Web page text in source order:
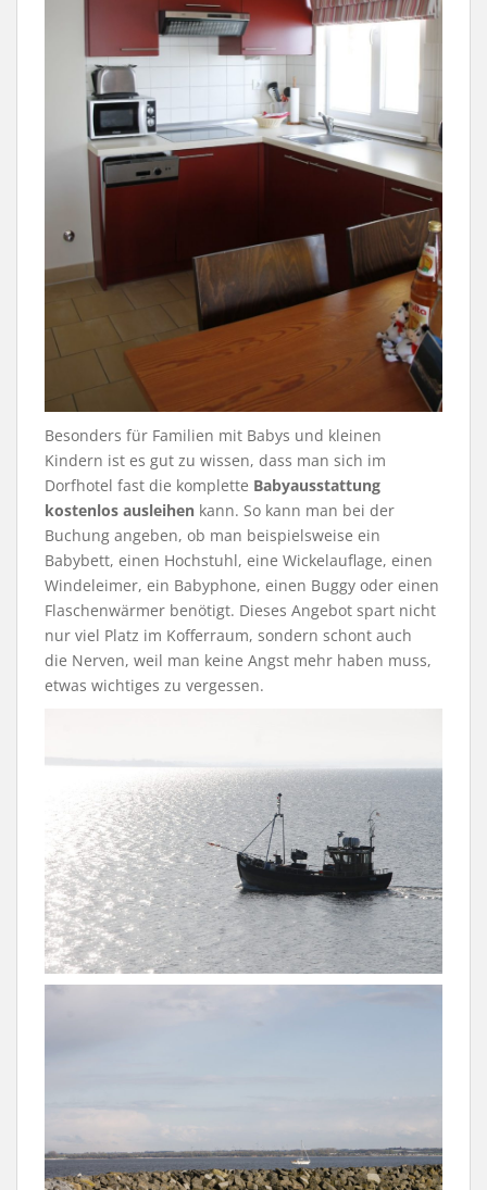
Besonders für Familien mit Babys und kleinen
Kindern ist es gut zu wissen, dass man sich im
Dorfhotel fast die komplette Babyausstattung
kostenlos ausleihen kann. So kann man bei der
Buchung angeben, ob man beispielsweise ein
Babybett, einen Hochstuhl, eine Wickelauflage, einen
Windeleimer, ein Babyphone, einen Buggy oder einen
Flaschenwärmer benötigt. Dieses Angebot spart nicht
nur viel Platz im Kofferraum, sondern schont auch
die Nerven, weil man keine Angst mehr haben muss,
etwas wichtiges zu vergessen.